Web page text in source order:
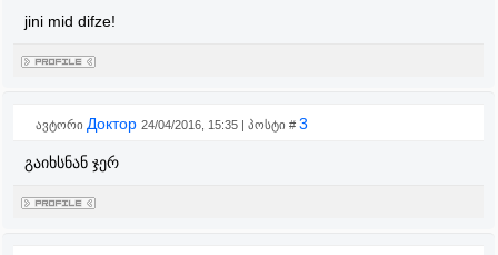
jini mid difze!
ავტორი Доктор 24/04/2016, 15:35 | პოსტი # 3
გაიხსნან ჯერ